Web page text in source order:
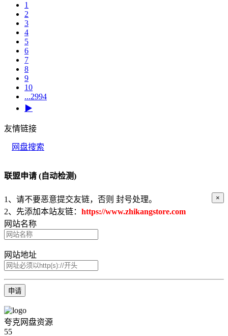
1
2
3
4
5
6
7
8
9
10
...2994
▶
友情链接
网盘搜索
联盟申请 (自动检测)
×
1、请不要恶意提交友链，否则 封号处理。
2、先添加本站友链： https://www.zhikangstore.com
网站名称
网站地址
申请
夸克网盘资源
55